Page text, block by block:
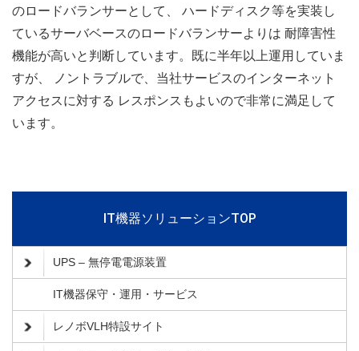
のロードバランサーとして、 ハードディスク等を実装し
ているサーバベースのロードバランサーよりは 耐障害性
機能が高いと判断しています。既に半年以上運用していま
すが、 ノントラブルで、当社サービスのインターネット
アクセスに対する レスポンスもよいので非常に満足して
います。
IT機器ソリューションTOP
UPS – 無停電電源装置
IT機器保守・運用・サービス
レノボVLH特設サイト